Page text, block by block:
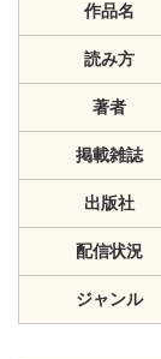
作品名
読み方
著者
掲載雑誌
出版社
配信状況
ジャンル